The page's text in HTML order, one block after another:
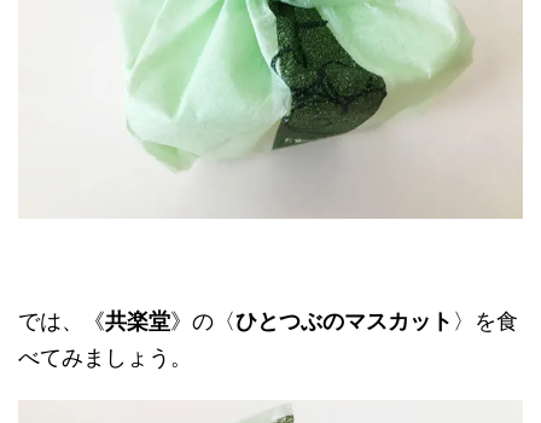
では、《共楽堂》の〈ひとつぶのマスカット 〉を食
べてみましょう。